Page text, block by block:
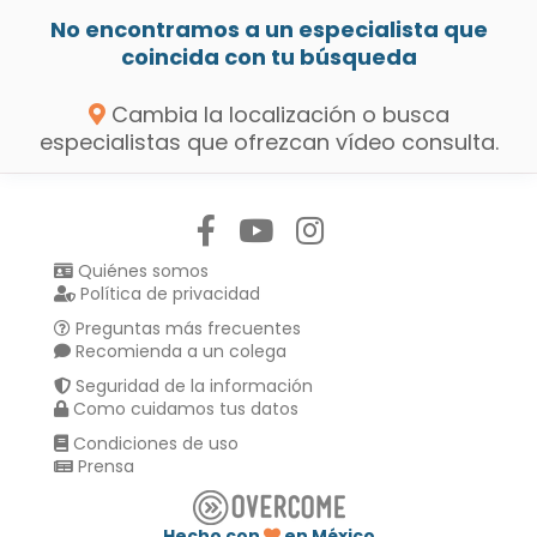
No encontramos a un especialista que
coincida con tu búsqueda
Cambia la localización o busca
especialistas que ofrezcan vídeo consulta.
Quiénes somos
Política de privacidad
Preguntas más frecuentes
Recomienda a un colega
Seguridad de la información
Como cuidamos tus datos
Condiciones de uso
Prensa